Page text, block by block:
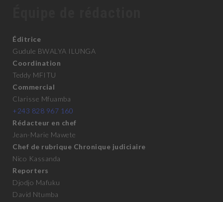
Éditrice
Gudule BWALYA ILUNGA
Coordination
Teddy MFITU
Commercial
Clarisse Mfuamba
+243 828 967 160
Rédacteur en chef
Jean-Marie Mawete
Chef de rubrique Chronique judiciaire
Nico Kassanda
Reporters
Djodjo Mafuku
David Ntumba